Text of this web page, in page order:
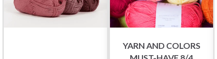
YARN AND COLORS